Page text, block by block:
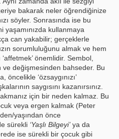
bakarak neler öğrendiğinize
söyler. Sonrasında ise bu
kullanmaya
can yakabilir; gerçeklerle
sorumluluğunu almak ve hem
önemlidir. Sembol,
değişmesinden bahseder. Bu
‘özsaygınızı’
saygısını kazanırsınız.
için bir neden kalmaz. Bu
veya ergen kalmak (Peter
yaşından önce
sürekli ‘Yaşlı Bilgeyi’ya da
ise sürekli bir çocuk gibi